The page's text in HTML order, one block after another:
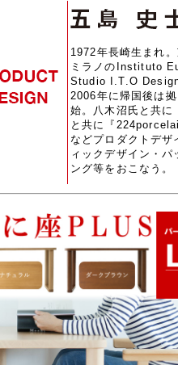
1972年長崎生まれ
ミラノのInstituto
Studio I.T.O
2006年に帰国後は
始。八木沼氏と共
と共に『
などプロダクトデザ
ィックデザイン・
ング等をおこなう。